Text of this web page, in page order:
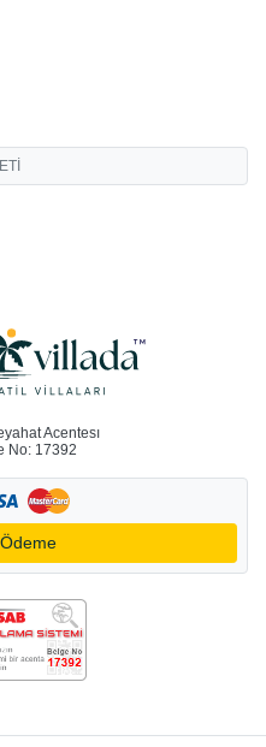
Acentesı
No: 17392